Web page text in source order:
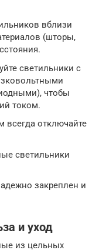
вблизи
(шторы,
светильники с
чтобы
током.
всегда отключайте
светильники
закреплен и
и уход
из цельных